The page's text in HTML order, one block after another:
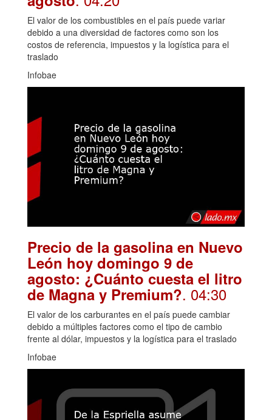
El valor de los combustibles en el país puede variar
debido a una diversidad de factores como son los
costos de referencia, impuestos y la logística para el
traslado
Infobae
Precio de la gasolina en Nuevo
León hoy domingo 9 de
agosto: ¿Cuánto cuesta el litro
de Magna y Premium?. 04:30
El valor de los carburantes en el país puede cambiar
debido a múltiples factores como el tipo de cambio
frente al dólar, impuestos y la logística para el traslado
Infobae